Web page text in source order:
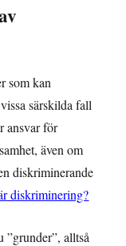
som kan
särskilda fall
ansvar för
även om
diskriminerande
diskriminering?
”grunder”, alltså